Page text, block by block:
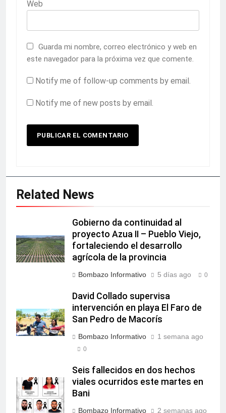
Web
Guarda mi nombre, correo electrónico y web en
este navegador para la próxima vez que comente.
Notify me of follow-up comments by email.
Notify me of new posts by email.
Related News
Gobierno da continuidad al
proyecto Azua II – Pueblo Viejo,
fortaleciendo el desarrollo
agrícola de la provincia
Bombazo Informativo 5 días ago 0
David Collado supervisa
intervención en playa El Faro de
San Pedro de Macorís
Bombazo Informativo 1 semana ago
0
Seis fallecidos en dos hechos
viales ocurridos este martes en
Bani
Bombazo Informativo 2 semanas ago